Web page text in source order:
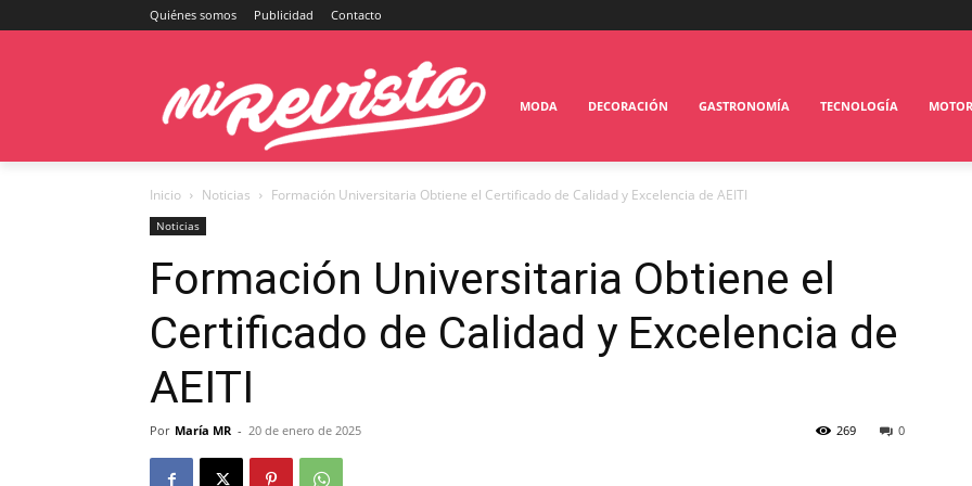
Quiénes somos Publicidad Contacto
MODA DECORACIÓN GASTRONOMÍA TECNOLOGÍA MOTOR
Inicio Noticias Formación Universitaria Obtiene el Certificado de Calidad y Excelencia de AEITI
Noticias
Formación Universitaria Obtiene el
Certificado de Calidad y Excelencia de
AEITI
Por María MR - 20 de enero de 2025 0
269